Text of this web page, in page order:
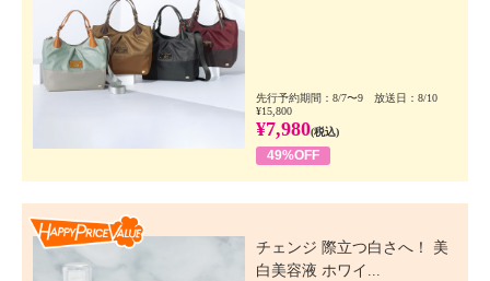
先行予約期間：8/7〜9 放送日：8/10
¥15,800
¥7,980(税込)
49%OFF
チェンジ 際立つ白さへ！ 美
白美容液 ホワイ...